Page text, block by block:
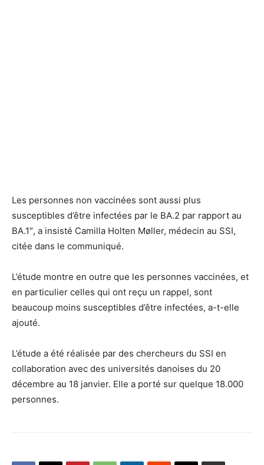
Les personnes non vaccinées sont aussi plus
susceptibles d’être infectées par le BA.2 par rapport au
BA.1″, a insisté Camilla Holten Møller, médecin au SSI,
citée dans le communiqué.
L’étude montre en outre que les personnes vaccinées, et
en particulier celles qui ont reçu un rappel, sont
beaucoup moins susceptibles d’être infectées, a-t-elle
ajouté.
L’étude a été réalisée par des chercheurs du SSI en
collaboration avec des universités danoises du 20
décembre au 18 janvier. Elle a porté sur quelque 18.000
personnes.